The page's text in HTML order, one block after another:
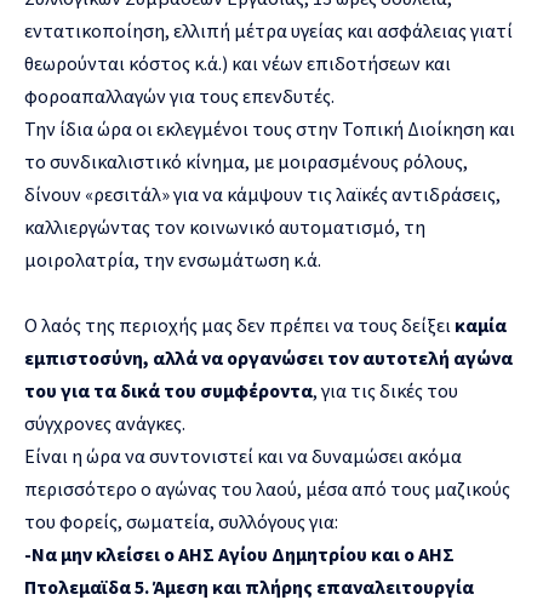
εντατικοποίηση, ελλιπή μέτρα υγείας και ασφάλειας γιατί
θεωρούνται κόστος κ.ά.) και νέων επιδοτήσεων και
φοροαπαλλαγών για τους επενδυτές.
Την ίδια ώρα οι εκλεγμένοι τους στην Τοπική Διοίκηση και
το συνδικαλιστικό κίνημα, με μοιρασμένους ρόλους,
δίνουν «ρεσιτάλ» για να κάμψουν τις λαϊκές αντιδράσεις,
καλλιεργώντας τον κοινωνικό αυτοματισμό, τη
μοιρολατρία, την ενσωμάτωση κ.ά.
Ο λαός της περιοχής μας δεν πρέπει να τους δείξει καμία
εμπιστοσύνη, αλλά να οργανώσει τον αυτοτελή αγώνα
του για τα δικά του συμφέροντα, για τις δικές του
σύγχρονες ανάγκες.
Είναι η ώρα να συντονιστεί και να δυναμώσει ακόμα
περισσότερο ο αγώνας του λαού, μέσα από τους μαζικούς
του φορείς, σωματεία, συλλόγους για:
-Να μην κλείσει ο ΑΗΣ Αγίου Δημητρίου και ο ΑΗΣ
Πτολεμαϊδα 5. Άμεση και πλήρης επαναλειτουργία